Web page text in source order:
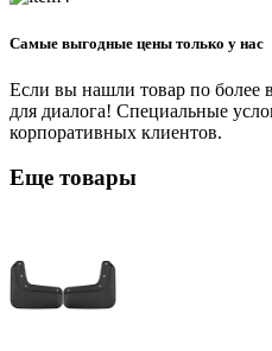
Самые выгодные цены только у нас
Если вы нашли товар по
для диалога! Специальные
корпоративных клиентов.
Еще товары